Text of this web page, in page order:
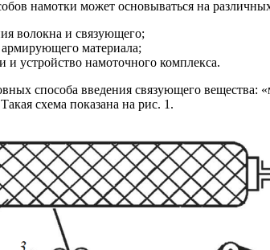
намотки может основываться на
волокна и связующего;
материала;
и устройство намоточного комплекса.
способа введения связующего
схема показана на рис. 1.